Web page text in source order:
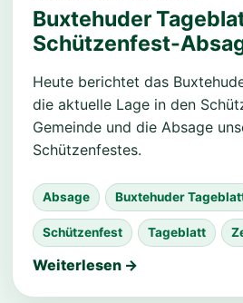
Buxtehuder
Schützenfest-
Heute berichtet das
die aktuelle Lage in den
Gemeinde und die Absage
Schützenfestes.
Absage Buxtehuder
Schützenfest Tageblatt
Weiterlesen →